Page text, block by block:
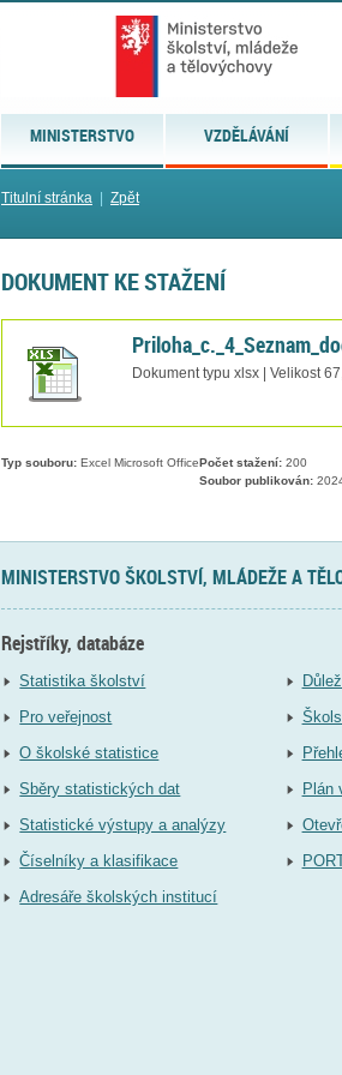
MINISTERSTVO VZDĚLÁVÁNÍ
Titulní stránka Zpět
DOKUMENT KE STAŽENÍ
Dokument typu xlsx | Velikost
Typ souboru: Excel Microsoft Office Počet stažení: 200
Soubor publikován:
MINISTERSTVO ŠKOLSTVÍ, MLÁDEŽE A
Rejstříky, databáze
Statistika školství
Pro veřejnost
O školské statistice
Sběry statistických dat
Statistické výstupy a analýzy
Číselníky a klasifikace
Adresáře školských institucí
Plán